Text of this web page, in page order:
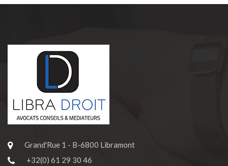
Grand'Rue 1 - B-6800 Libramont
+32(0) 61 29 30 46